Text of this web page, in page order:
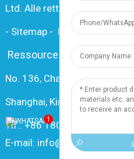
Ltd. Alle rettigheder
- Sitemap- Resource
Ressource
No. 136, Changxiang Rd.,
Shanghai, Kina
Tlf.: +86 18019377761
E-mail:
1